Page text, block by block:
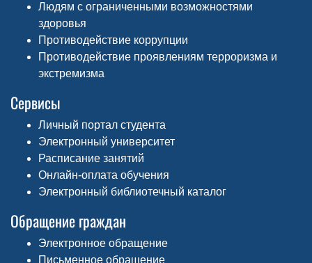
Людям с ограниченными возможностями
здоровья
Противодействие коррупции
Противодействие проявлениям терроризма и
экстремизма
Сервисы
Личный портал студента
Электронный университет
Расписание занятий
Онлайн-оплата обучения
Электронный библиотечный каталог
Обращение граждан
Электронное обращение
Письменное обращение